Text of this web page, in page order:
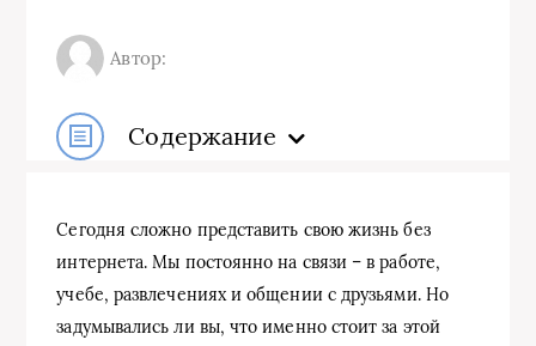
Автор:
Содержание
Сегодня сложно представить свою жизнь без
интернета. Мы постоянно на связи – в работе,
учебе, развлечениях и общении с друзьями. Но
задумывались ли вы, что именно стоит за этой